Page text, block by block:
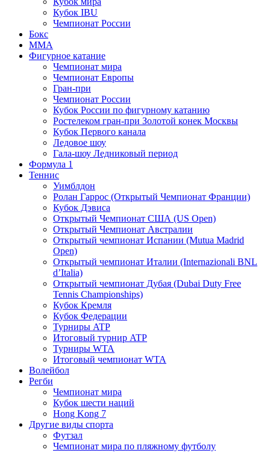
Кубок IBU
Чемпионат России
Бокс
MMA
Фигурное катание
Чемпионат мира
Чемпионат Европы
Гран-при
Чемпионат России
Кубок России по фигурному катанию
Ростелеком гран-при Золотой конек Москвы
Кубок Первого канала
Ледовое шоу
Гала-шоу Ледниковый период
Формула 1
Теннис
Уимблдон
Ролан Гаррос (Открытый Чемпионат Франции)
Кубок Дэвиса
Открытый Чемпионат США (US Open)
Открытый Чемпионат Австралии
Открытый чемпионат Испании (Mutua Madrid
Open)
Открытый чемпионат Италии (Internazionali BNL
d’Italia)
Открытый чемпионат Дубая (Dubai Duty Free
Tennis Championships)
Кубок Кремля
Кубок Федерации
Турниры ATP
Итоговый турнир ATP
Турниры WTA
Итоговый чемпионат WTA
Волейбол
Регби
Чемпионат мира
Кубок шести наций
Hong Kong 7
Другие виды спорта
Футзал
Чемпионат мира по пляжному футболу